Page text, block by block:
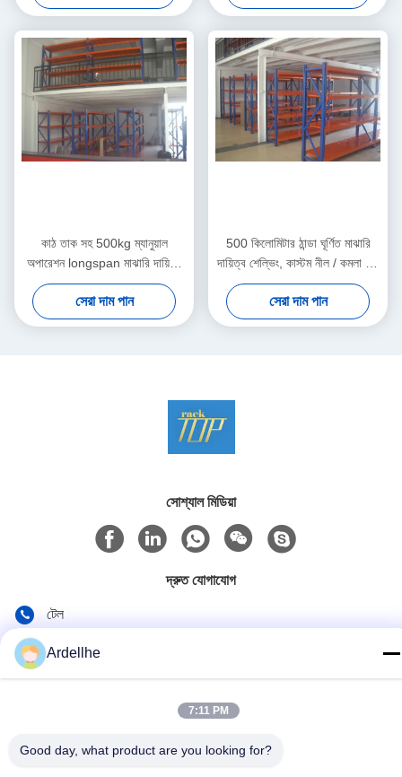
কাঠ তাক সহ 500kg ম্যানুয়াল
অপারেশন longspan মাঝারি দায়িত্ব
শেল্ভিং
সেরা দাম পান
500 কিলোমিটার ঠান্ডা ঘূর্ণিত মাঝারি
দায়িত্ব শেল্ভিং, কাস্টম নীল / কমলা দীর্ঘ
span shelving
সেরা দাম পান
সোশ্যাল মিডিয়া
দ্রুত যোগাযোগ
টেল
ই-মেইল
লিটিয়ান বিল্ডিং, ঝৌমেন নর্থ রোড, লিওয়ান জেলা, গুয়াংজু, চীন
Ardellhe
7:11 PM
Good day, what product are you looking for?